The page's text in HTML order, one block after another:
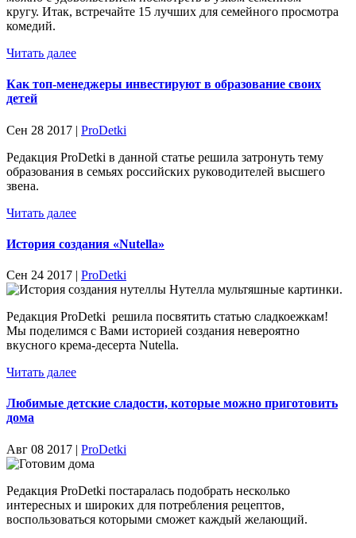
кругу. Итак, встречайте 15 лучших для семейного просмотра
комедий.
Читать далее
Как топ-менеджеры инвестируют в образование своих
детей
Сен 28 2017 | ProDetki
Редакция ProDetki в данной статье решила затронуть тему
образования в семьях российских руководителей высшего
звена.
Читать далее
История создания «Nutella»
Сен 24 2017 | ProDetki
Редакция ProDetki решила посвятить статью сладкоежкам!
Мы поделимся с Вами историей создания невероятно
вкусного крема-десерта Nutella.
Читать далее
Любимые детские сладости, которые можно приготовить
дома
Авг 08 2017 | ProDetki
Редакция ProDetki постаралась подобрать несколько
интересных и широких для потребления рецептов,
воспользоваться которыми сможет каждый желающий.